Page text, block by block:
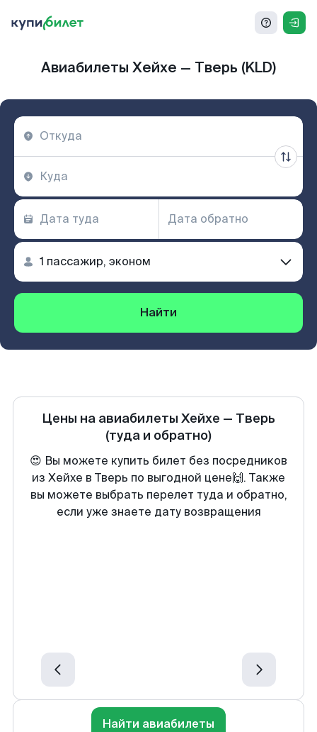
Авиабилеты Хейхе — Тверь (KLD)
Найти
Цены на авиабилеты Хейхе — Тверь
(туда и обратно)
😍 Вы можете купить билет без посредников
из Хейхе в Тверь по выгодной цене🙌. Также
вы можете выбрать перелет туда и обратно,
если уже знаете дату возвращения
Найти авиабилеты